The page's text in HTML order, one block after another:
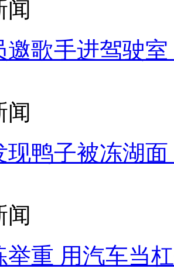
闻
邀歌手进驾驶
闻
现鸭子被冻湖
闻
举重 用汽车当